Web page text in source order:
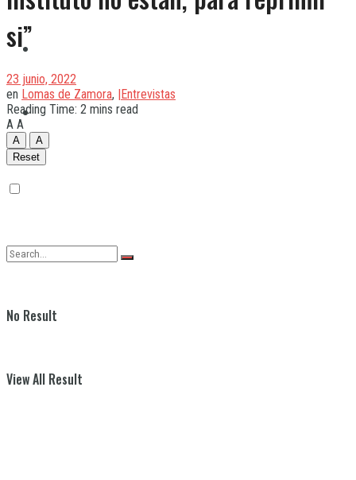
Varela
No Result
View All Result
si”
23 junio, 2022
en Lomas de Zamora, |Entrevistas
Reading Time: 2 mins read
A A
A
A
Reset